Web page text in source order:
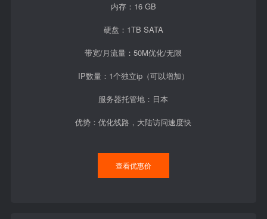
内存：16 GB
硬盘：1TB SATA
带宽/月流量：50M优化/无限
IP数量：1个独立ip（可以增加）
服务器托管地：日本
优势：优化线路，大陆访问速度快
查看优惠价